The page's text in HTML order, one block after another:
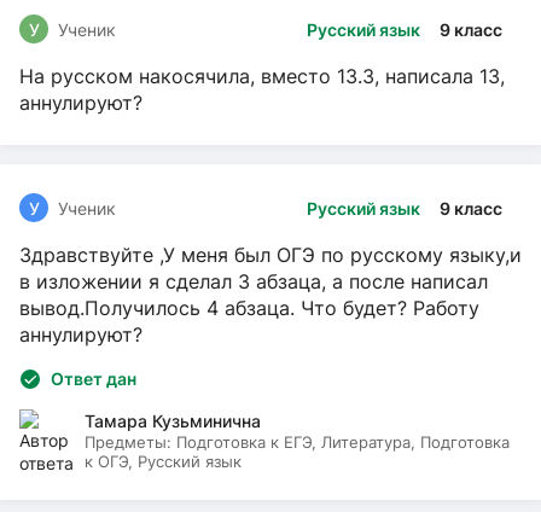
Русский язык 9 класс
У Ученик
На русском накосячила, вместо 13.3, написала 13,
аннулируют?
Русский язык 9 класс
У Ученик
Здравствуйте ,У меня был ОГЭ по русскому языку,и
в изложении я сделал 3 абзаца, а после написал
вывод.Получилось 4 абзаца. Что будет? Работу
аннулируют?
Ответ дан
Тамара Кузьминична
Предметы: Подготовка к ЕГЭ, Литература, Подготовка
к ОГЭ, Русский язык